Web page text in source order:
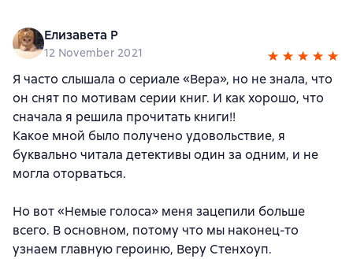
Елизавета Р
12 November 2021
Я часто слышала о сериале «Вера», но не знала, что
он снят по мотивам серии книг. И как хорошо, что
сначала я решила прочитать книги!!
Какое мной было получено удовольствие, я
буквально читала детективы один за одним, и не
могла оторваться.
Но вот «Немые голоса» меня зацепили больше
всего. В основном, потому что мы наконец-то
узнаем главную героиню, Веру Стенхоуп.